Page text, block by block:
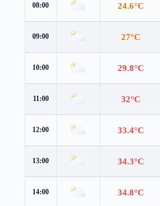
08:00 24.6°C
09:00 27°C
10:00 29.8°C
11:00 32°C
12:00 33.4°C
13:00 34.3°C
14:00 34.8°C